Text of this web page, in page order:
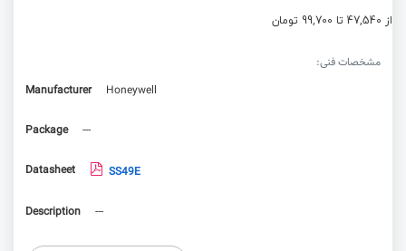
از 47,540 تا 99,700 تومان
مشخصات فنی:
Manufacturer
Honeywell
Package ---
Datasheet SS49E
Description ---